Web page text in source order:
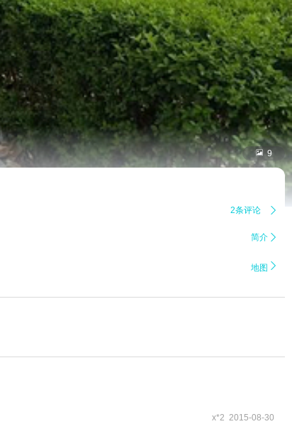
 9
2条评论 
简介 
地图 
x*2 2015-08-30